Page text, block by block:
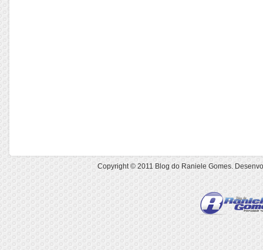
Copyright © 2011 Blog do Raniele Gomes .